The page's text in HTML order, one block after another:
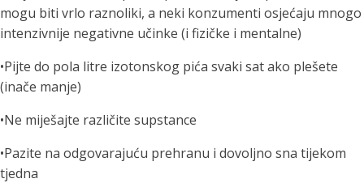
mogu biti vrlo raznoliki, a neki konzumenti osjećaju mnogo
intenzivnije negativne učinke (i fizičke i mentalne)
•Pijte do pola litre izotonskog pića svaki sat ako plešete
(inače manje)
•Ne miješajte različite supstance
•Pazite na odgovarajuću prehranu i dovoljno sna tijekom
tjedna